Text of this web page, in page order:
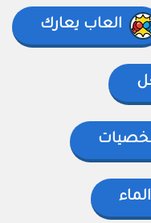
العاب يعارك